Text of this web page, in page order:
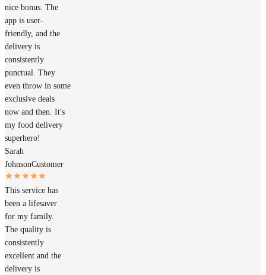
nice bonus. The
app is user-
friendly, and the
delivery is
consistently
punctual. They
even throw in some
exclusive deals
now and then. It's
my food delivery
superhero!
Sarah
JohnsonCustomer
This service has
been a lifesaver
for my family.
The quality is
consistently
excellent and the
delivery is